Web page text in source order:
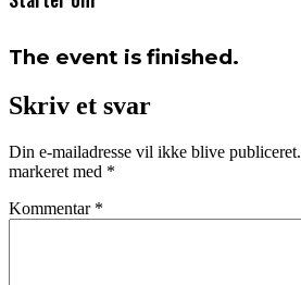
The event is finished.
Skriv et svar
Din e-mailadresse vil ikke blive publiceret.
markeret med *
Kommentar *